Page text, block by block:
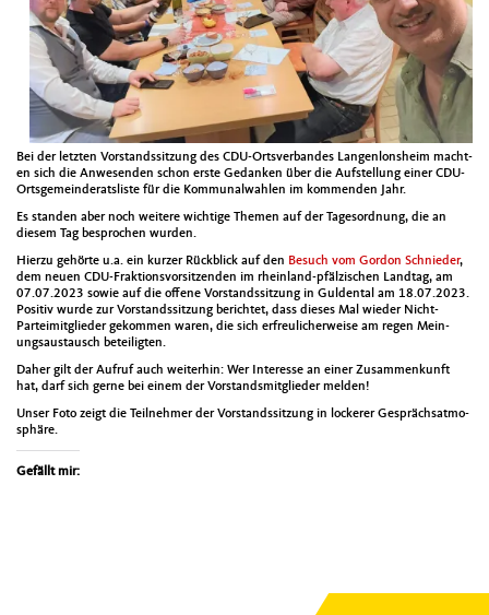
Bei der let­zten Vor­standssitzung des CDU-Ortsver­ban­des Lan­gen­lon­sheim macht­
en sich die Anwe­senden schon erste Gedanken über die Auf­stel­lung ein­er CDU-
Orts­ge­mein­der­at­sliste für die Kom­mu­nal­wahlen im kom­menden Jahr.
Es standen aber noch weit­ere wichtige The­men auf der Tage­sor­d­nung, die an
diesem Tag besprochen wur­den.
Hierzu gehörte u.a. ein kurz­er Rück­blick auf den Besuch vom Gor­don Schnieder,
dem neuen CDU-Frak­tionsvor­sitzen­den im rhein­land-pfälzis­chen Land­tag, am
07.07.2023 sowie auf die offene Vor­standssitzung in Gulden­tal am 18.07.2023.
Pos­i­tiv wurde zur Vor­standssitzung berichtet, dass dieses Mal wieder Nicht-
Parteim­it­glieder gekom­men waren, die sich erfreulicher­weise am regen Mei­n­
ungsaus­tausch beteiligten.
Daher gilt der Aufruf auch weit­er­hin: Wer Inter­esse an ein­er Zusam­menkun­ft
hat, darf sich gerne bei einem der Vor­standsmit­glieder melden!
Unser Foto zeigt die Teil­nehmer der Vor­standssitzung in lock­er­er Gespräch­sat­mo­
sphäre.
Gefällt mir: